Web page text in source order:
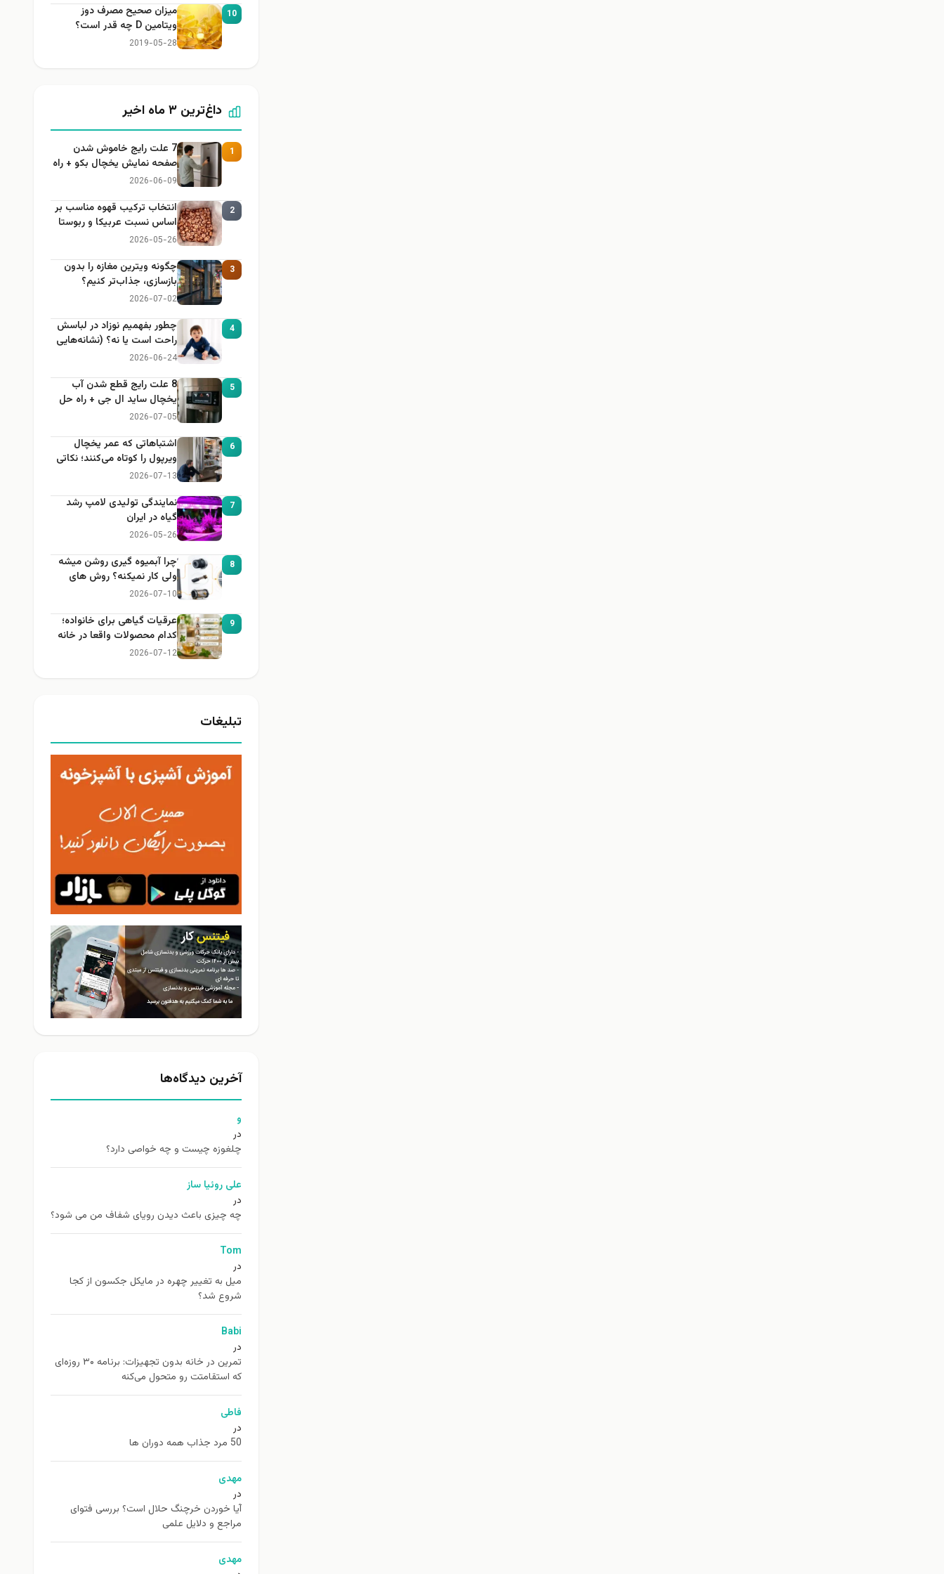
10
میزان صحیح مصرف دوز
ویتامین D چه قدر است؟
2019-05-28
داغ‌ترین ۳ ماه اخیر
1
7 علت رایج خاموش شدن
صفحه نمایش یخچال بکو + راه
حل
2026-06-09
2
انتخاب ترکیب قهوه مناسب بر
اساس نسبت عربیکا و ربوستا
2026-05-26
3
چگونه ویترین مغازه را بدون
بازسازی، جذاب‌تر کنیم؟
2026-07-02
4
چطور بفهمیم نوزاد در لباسش
راحت است یا نه؟ (نشانه‌هایی
که هر مادر باید بداند)
2026-06-24
5
8 علت رایج قطع شدن آب
یخچال ساید ال جی + راه حل
2026-07-05
6
اشتباهاتی که عمر یخچال
ویرپول را کوتاه می‌کنند؛ نکاتی
که باید بدانید
2026-07-13
7
نمایندگی تولیدی لامپ رشد
گیاه در ایران
2026-05-26
8
چرا آبمیوه گیری روشن میشه
ولی کار نمیکنه؟ روش های
عیب یابی
2026-07-10
9
عرقیات گیاهی برای خانواده؛
کدام محصولات واقعا در خانه
کاربرد دارند؟
2026-07-12
تبلیغات
آخرین دیدگاه‌ها
و
در
چلغوزه چیست و چه خواصی دارد؟
علی روئیا ساز
در
چه چیزی باعث دیدن رویای شفاف من می شود؟
Tom
در
ميل به تغيير چهره در مایکل جکسون از كجا
شروع شد؟
Babi
در
تمرین در خانه بدون تجهیزات: برنامه ۳۰ روزه‌ای
که استقامتت رو متحول می‌کنه
فاطی
در
50 مرد جذاب همه دوران ها
مهدی
در
آیا خوردن خرچنگ حلال است؟ بررسی فتوای
مراجع و دلایل علمی
مهدی